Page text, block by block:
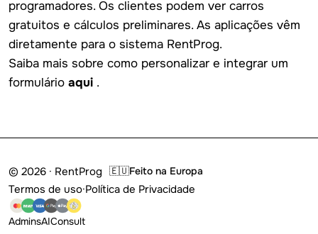
programadores. Os clientes podem ver carros
gratuitos e cálculos preliminares. As aplicações vêm
diretamente para o sistema RentProg.
Saiba mais sobre como personalizar e integrar um
formulário aqui .
© 2026 · RentProg 🇪🇺Feito na Europa
Termos de uso·Política de Privacidade
AdminsAIConsult